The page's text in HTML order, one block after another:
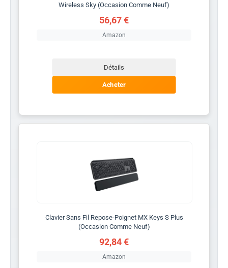
Wireless Sky (Occasion Comme Neuf)
56,67 €
Amazon
Détails
Acheter
Clavier Sans Fil Repose-Poignet MX Keys S Plus
(Occasion Comme Neuf)
92,84 €
Amazon